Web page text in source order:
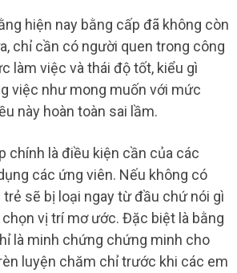
hiện nay bằng cấp đã không còn
chỉ cần có người quen trong công
làm việc và thái độ tốt, kiểu gì
việc như mong muốn với mức
này hoàn toàn sai lầm.
chính là điều kiện cần của các
các ứng viên. Nếu không có
sẽ bị loại ngay từ đầu chứ nói gì
vị trí mơ ước. Đặc biệt là bằng
là minh chứng chứng minh cho
luyện chăm chỉ trước khi các em